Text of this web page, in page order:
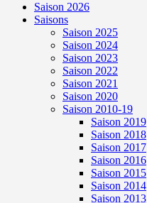
Saison 2026
Saisons
Saison 2025
Saison 2024
Saison 2023
Saison 2022
Saison 2021
Saison 2020
Saison 2010-19
Saison 2019
Saison 2018
Saison 2017
Saison 2016
Saison 2015
Saison 2014
Saison 2013